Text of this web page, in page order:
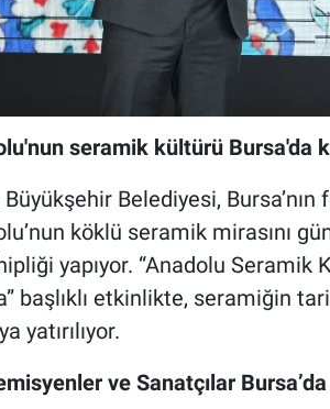
seramik kültürü Bursa'da
Belediyesi,
köklü seramik mirasını
yapıyor. “Anadolu
başlıklı etkinlikte, seramiğin
yatırılıyor.
ve Sanatçılar